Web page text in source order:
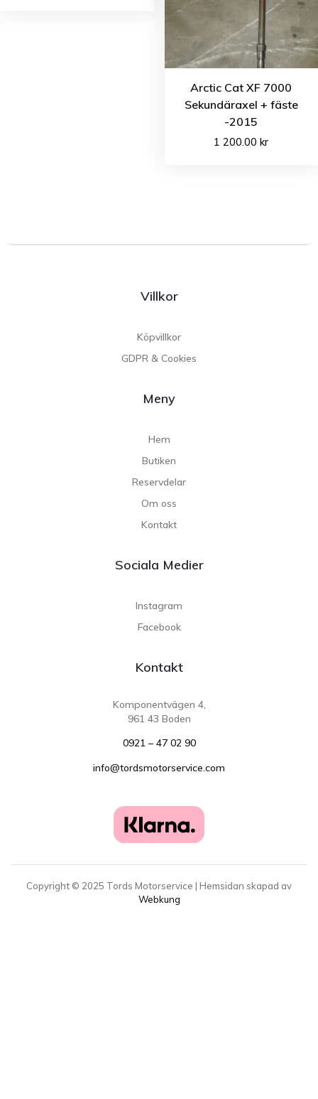
Arctic Cat XF 7000
Sekundäraxel + fäste
-2015
1 200.00kr
Villkor
Köpvillkor
GDPR & Cookies
Meny
Hem
Butiken
Reservdelar
Om oss
Kontakt
Sociala Medier
Instagram
Facebook
Kontakt
Komponentvägen 4,
961 43 Boden
0921 – 47 02 90
info@tordsmotorservice.com
Copyright © 2025 Tords Motorservice | Hemsidan skapad av
Webkung